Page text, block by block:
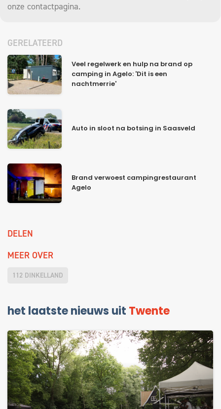
onze contactpagina.
GERELATEERD
Veel regelwerk en hulp na brand op
camping in Agelo: 'Dit is een
nachtmerrie'
Auto in sloot na botsing in Saasveld
Brand verwoest campingrestaurant
Agelo
DELEN
MEER OVER
112 DINKELLAND
het laatste nieuws uit Twente